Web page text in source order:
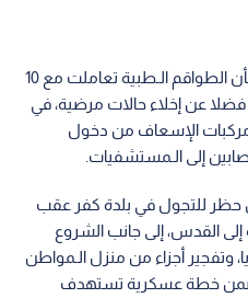
وأفاد الـهلال الأحمر الفلسطيني بأن الطواقم الـطبية تعاملت مع 10
فضلا عن إخلاء حالات مرضية، في
الإسعاف من دخول
إلى الـمستشفيات.
حظر للتجول في بلدة كفر عقب
إلى القدس، إلى جانب الشروع
وتفجير أجزاء من منزل الـمواطن
ضمن خطة عسكرية تستهدف